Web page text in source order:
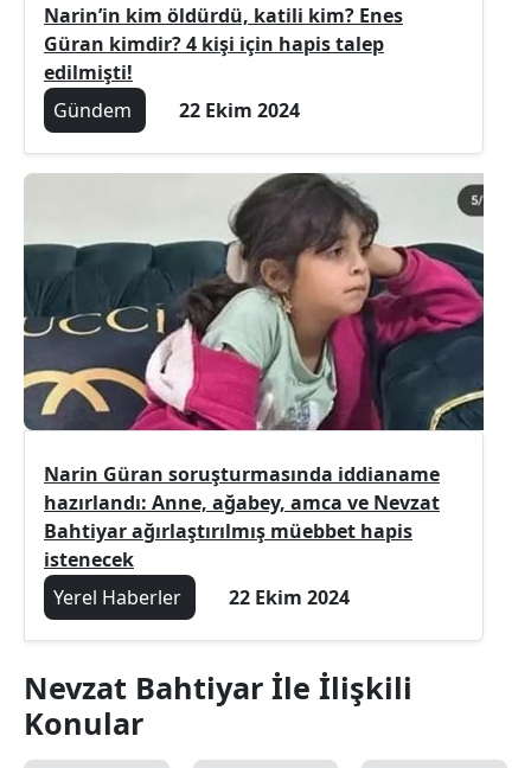
Narin’in kim öldürdü, katili kim? Enes
Güran kimdir? 4 kişi için hapis talep
edilmişti!
Gündem
22 Ekim 2024
Narin Güran soruşturmasında iddianame
hazırlandı: Anne, ağabey, amca ve Nevzat
Bahtiyar ağırlaştırılmış müebbet hapis
istenecek
Yerel Haberler
22 Ekim 2024
Nevzat Bahtiyar İle İlişkili
Konular